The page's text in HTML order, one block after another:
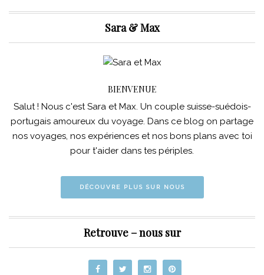
Sara & Max
BIENVENUE
Salut ! Nous c'est Sara et Max. Un couple suisse-suédois-
portugais amoureux du voyage. Dans ce blog on partage
nos voyages, nos expériences et nos bons plans avec toi
pour t'aider dans tes périples.
DÉCOUVRE PLUS SUR NOUS
Retrouve – nous sur